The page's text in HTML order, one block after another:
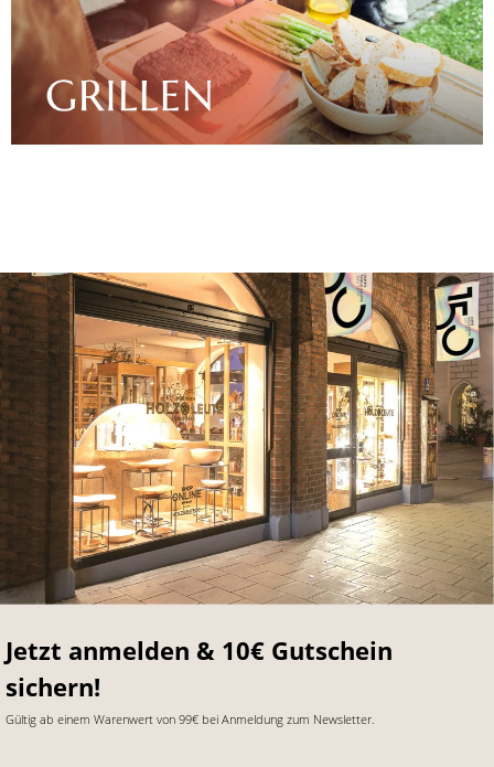
Jetzt anmelden & 10€ Gutschein
sichern!
Gültig ab einem Warenwert von 99€ bei Anmeldung zum Newsletter.